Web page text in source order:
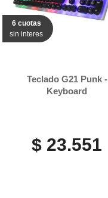
6 cuotas
sin interes
Teclado G21 Punk -
Keyboard
$ 23.551